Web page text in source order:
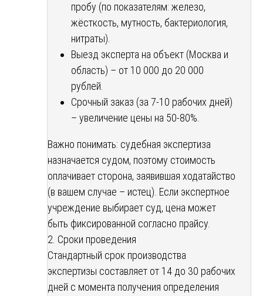
пробу (по показателям: железо,
жёсткость, мутность, бактериология,
нитраты).
Выезд эксперта на объект (Москва и
область) – от 10 000 до 20 000
рублей.
Срочный заказ (за 7-10 рабочих дней)
– увеличение цены на 50-80%.
Важно понимать: судебная экспертиза
назначается судом, поэтому стоимость
оплачивает сторона, заявившая ходатайство
(в вашем случае – истец). Если экспертное
учреждение выбирает суд, цена может
быть фиксированной согласно прайсу.
2. Сроки проведения
Стандартный срок производства
экспертизы составляет от 14 до 30 рабочих
дней с момента получения определения